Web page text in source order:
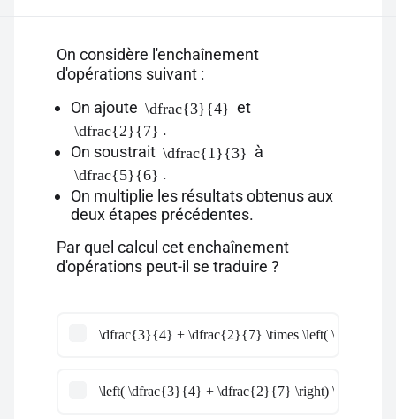
On considère l'enchaînement
d'opérations suivant :
On ajoute \dfrac{3}{4} et
\dfrac{2}{7} .
On soustrait \dfrac{1}{3} à
\dfrac{5}{6} .
On multiplie les résultats obtenus aux
deux étapes précédentes.
Par quel calcul cet enchaînement
d'opérations peut-il se traduire ?
\dfrac{3}{4} + \dfrac{2}{7} \times \left(
\left( \dfrac{3}{4} + \dfrac{2}{7} \right) \times